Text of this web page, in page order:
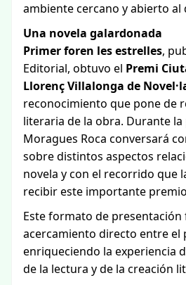
ambiente cercano y abierto al
Una novela galardonada
Primer foren les estrelles,
Editorial, obtuvo el Premi
Llorenç Villalonga de
reconocimiento que pone de
literaria de la obra. Durante la
Moragues Roca conversará
sobre distintos aspectos
novela y con el recorrido que
recibir este importante
Este formato de presentación
acercamiento directo entre el
enriqueciendo la experiencia
de la lectura y de la creación